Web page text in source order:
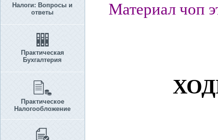
Налоги: Вопросы и
ответы
Практическая
Бухгалтерия
Практическое
Налогообложение
Материал чоп